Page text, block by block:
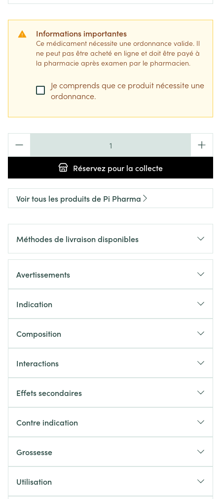
Informations importantes
Ce médicament nécessite une ordonnance valide. Il
ne peut pas être acheté en ligne et doit être payé à
la pharmacie après examen par le pharmacien.
Je comprends que ce produit nécessite une
ordonnance.
Réservez pour la collecte
Voir tous les produits de Pi Pharma
Méthodes de livraison disponibles
Avertissements
Indication
Composition
Interactions
Effets secondaires
Contre indication
Grossesse
Utilisation